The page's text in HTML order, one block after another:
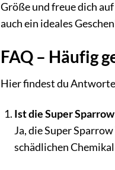
Größe und freue dich
auch ein ideales
FAQ – Häufig
Hier findest du
Ist die Super
Ja, die Super
schädlichen